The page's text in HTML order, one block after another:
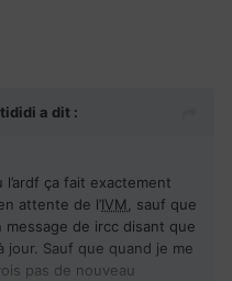
a dit :
l’ardf ça fait exactement
attente de l’IVM , sauf que
de ircc disant que
jour. Sauf que quand je me
pas de nouveau